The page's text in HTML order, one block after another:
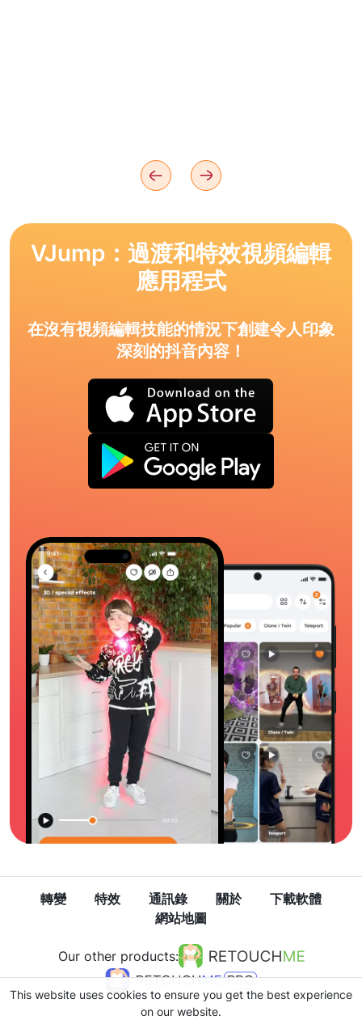
VJump：過渡和特效視頻編輯
應用程式
在沒有視頻編輯技能的情況下創建令人印象
深刻的抖音內容！
轉變 特效 通訊錄 關於
下載軟體
網站地圖
Our other products:
This website uses cookies to ensure you get the best experience
on our website.